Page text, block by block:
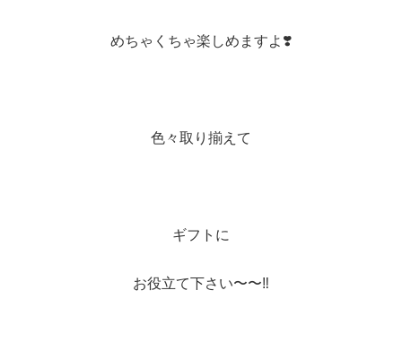
めちゃくちゃ楽しめますよ❣️
色々取り揃えて
ギフトに
お役立て下さい〜〜‼️